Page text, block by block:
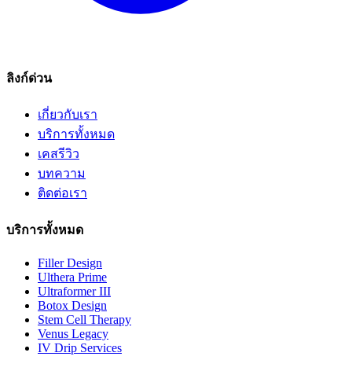
ลิงก์ด่วน
เกี่ยวกับเรา
บริการทั้งหมด
เคสรีวิว
บทความ
ติดต่อเรา
บริการทั้งหมด
Filler Design
Ulthera Prime
Ultraformer III
Botox Design
Stem Cell Therapy
Venus Legacy
IV Drip Services